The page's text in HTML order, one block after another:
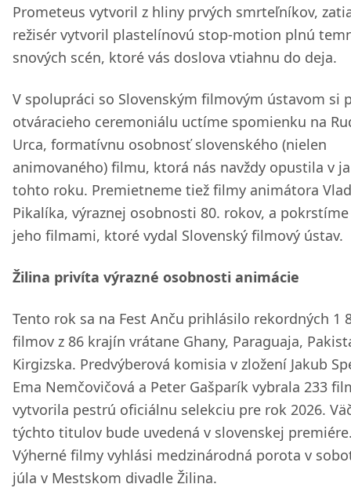
Prometeus vytvoril z hliny prvých smrteľníkov,
režisér vytvoril plastelínovú stop-motion plnú
snových scén, ktoré vás doslova vtiahnu do deja.
V spolupráci so Slovenským filmovým ústavom si
otváracieho ceremoniálu uctíme spomienku na
Urca, formatívnu osobnosť slovenského (nielen
animovaného) filmu, ktorá nás navždy opustila v
tohto roku. Premietneme tiež filmy animátora
Pikalíka, výraznej osobnosti 80. rokov, a pokrstíme
jeho filmami, ktoré vydal Slovenský filmový ústav.
Žilina privíta výrazné osobnosti animácie
Tento rok sa na Fest Anču prihlásilo rekordných 1
filmov z 86 krajín vrátane Ghany, Paraguaja,
Kirgizska. Predvýberová komisia v zložení Jakub
Ema Nemčovičová a Peter Gašparík vybrala 233
vytvorila pestrú oficiálnu selekciu pre rok 2026.
týchto titulov bude uvedená v slovenskej
Výherné filmy vyhlási medzinárodná porota v
júla v Mestskom divadle Žilina.